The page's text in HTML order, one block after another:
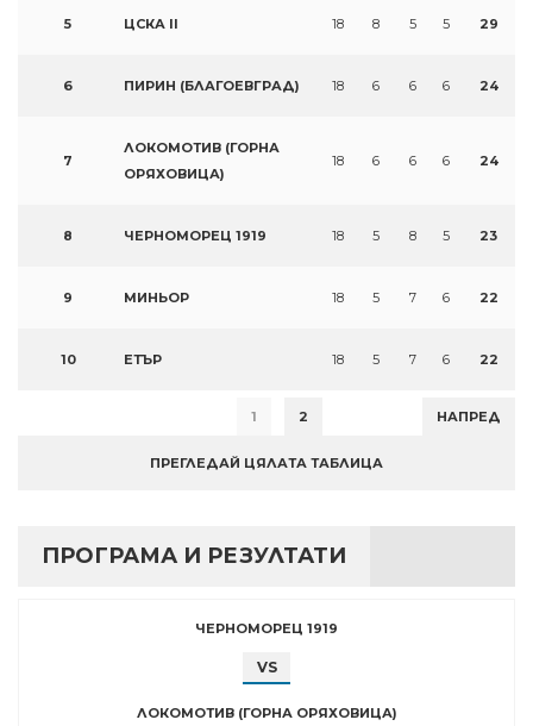
5 ЦСКА II 18 8 5 5 29
6 ПИРИН (БЛАГОЕВГРАД) 18 6 6 6 24
7
ЛОКОМОТИВ (ГОРНА
ОРЯХОВИЦА)
18 6 6 6 24
8 ЧЕРНОМОРЕЦ 1919 18 5 8 5 23
9 МИНЬОР 18 5 7 6 22
10 ЕТЪР 18 5 7 6 22
1 2 НАПРЕД
ПРЕГЛЕДАЙ ЦЯЛАТА ТАБЛИЦА
ПРОГРАМА И РЕЗУЛТАТИ
ЧЕРНОМОРЕЦ 1919
VS
ЛОКОМОТИВ (ГОРНА ОРЯХОВИЦА)